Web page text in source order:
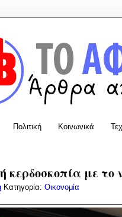
Πολιτική Κοινωνικά
κερδοσκοπία με το
Κατηγορία: Οικονομία